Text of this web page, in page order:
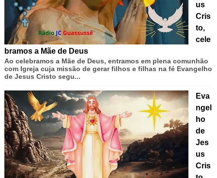
us
Cris
to,
cele
bramos a Mãe de Deus
Ao celebramos a Mãe de Deus, entramos em plena comunhão
com Igreja cuja missão de gerar filhos e filhas na fé Evangelho
de Jesus Cristo segu...
Eva
ngel
ho
de
Jes
us
Cris